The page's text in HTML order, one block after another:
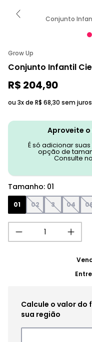
Conjunto
Grow Up
Conjunto Infantil
R$ 204,90
ou 3x de R$ 68,30 sem juros
Aproveite
É só adicionar
opção de
Consulte
Tamanho: 01
01 02 3 04